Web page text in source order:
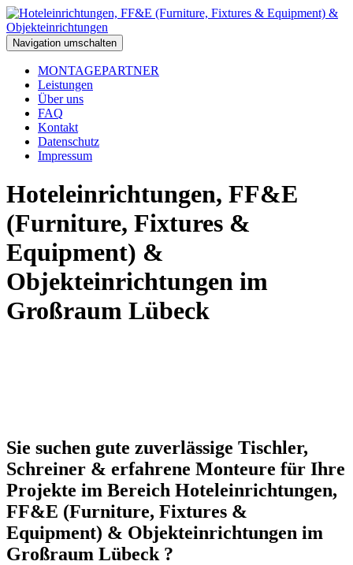
Navigation umschalten
MONTAGEPARTNER
Leistungen
Über uns
FAQ
Kontakt
Datenschutz
Impressum
Hoteleinrichtungen, FF&E
(Furniture, Fixtures &
Equipment) &
Objekteinrichtungen im
Großraum Lübeck
Sie suchen gute zuverlässige Tischler,
Schreiner & erfahrene Monteure für Ihre
Projekte im Bereich Hoteleinrichtungen,
FF&E (Furniture, Fixtures &
Equipment) & Objekteinrichtungen im
Großraum Lübeck ?